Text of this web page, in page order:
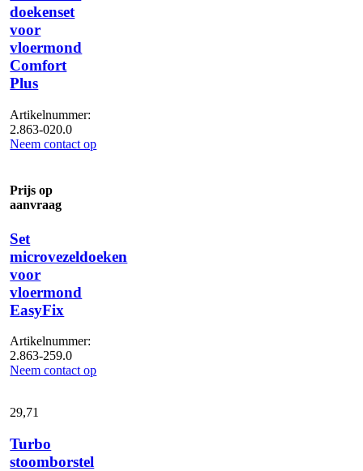
doekenset
voor
vloermond
Comfort
Plus
Artikelnummer:
2.863-020.0
Neem contact op
Prijs op
aanvraag
Set
microvezeldoeken
voor
vloermond
EasyFix
Artikelnummer:
2.863-259.0
Neem contact op
29,71
Turbo
stoomborstel